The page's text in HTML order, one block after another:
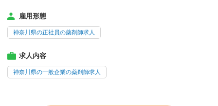
雇用形態
神奈川県の正社員の薬剤師求人
求人内容
神奈川県の一般企業の薬剤師求人